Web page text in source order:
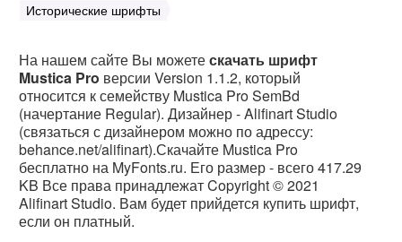
Исторические шрифты
На нашем сайте Вы можетескачать шрифт
Mustica Pro версии Version 1.1.2, который
относится к семейству Mustica Pro SemBd
(начертание Regular). Дизайнер - Alifinart Studio
(связаться с дизайнером можно по адрессу:
behance.net/alifinart).Скачайте Mustica Pro
бесплатно на MyFonts.ru. Его размер - всего 417.29
KB Все права принадлежат Copyright © 2021
Alifinart Studio. Вам будет прийдется купить шрифт,
если он платный.